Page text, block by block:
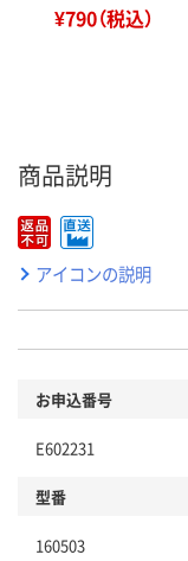
¥790（税込）
商品説明
アイコンの説明
お申込番号
E602231
型番
160503